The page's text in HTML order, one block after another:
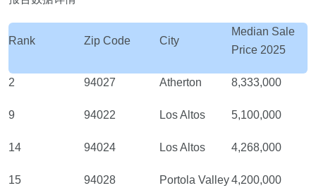
Rank Zip Code City
Median Sale
Price 2025
2 94027 Atherton 8,333,000
9 94022 Los Altos 5,100,000
14 94024 Los Altos 4,268,000
15 94028 Portola Valley4,200,000